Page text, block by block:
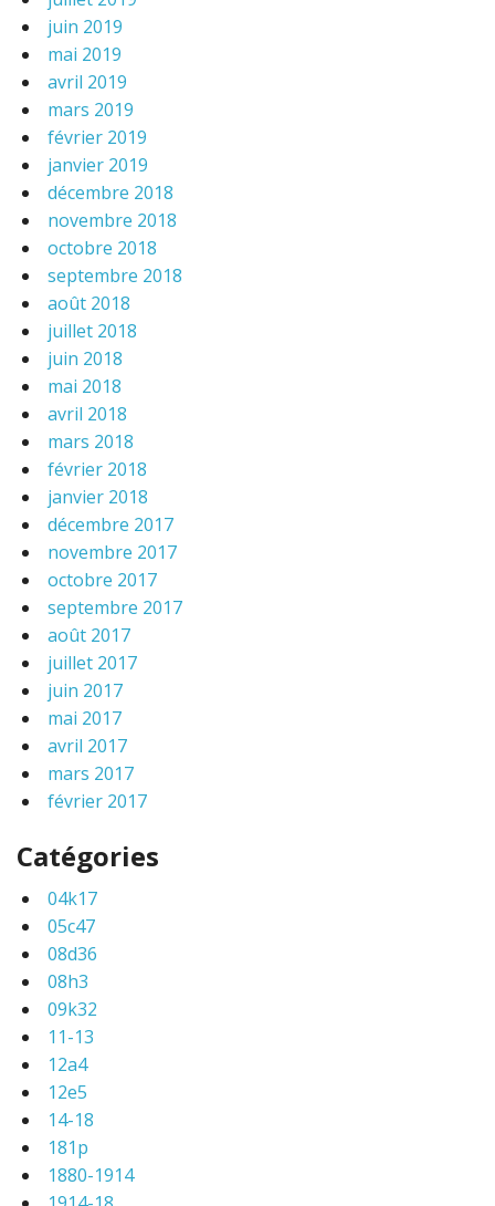
juin 2019
mai 2019
avril 2019
mars 2019
février 2019
janvier 2019
décembre 2018
novembre 2018
octobre 2018
septembre 2018
août 2018
juillet 2018
juin 2018
mai 2018
avril 2018
mars 2018
février 2018
janvier 2018
décembre 2017
novembre 2017
octobre 2017
septembre 2017
août 2017
juillet 2017
juin 2017
mai 2017
avril 2017
mars 2017
février 2017
Catégories
04k17
05c47
08d36
08h3
09k32
11-13
12a4
12e5
14-18
181p
1880-1914